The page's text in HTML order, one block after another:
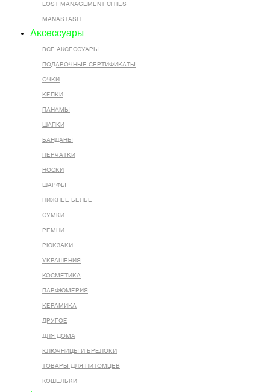
LOST MANAGEMENT CITIES
MANASTASH
Аксессуары
ВСЕ AКСЕССУАРЫ
ПОДАРОЧНЫЕ СЕРТИФИКАТЫ
ОЧКИ
КЕПКИ
ПАНАМЫ
ШАПКИ
БАНДАНЫ
ПЕРЧАТКИ
НОСКИ
ШАРФЫ
НИЖНЕЕ БЕЛЬЕ
СУМКИ
РЕМНИ
РЮКЗАКИ
УКРАШЕНИЯ
КОСМЕТИКА
ПАРФЮМЕРИЯ
КЕРАМИКА
ДРУГОЕ
ДЛЯ ДОМА
КЛЮЧНИЦЫ И БРЕЛОКИ
ТОВАРЫ ДЛЯ ПИТОМЦЕВ
КОШЕЛЬКИ